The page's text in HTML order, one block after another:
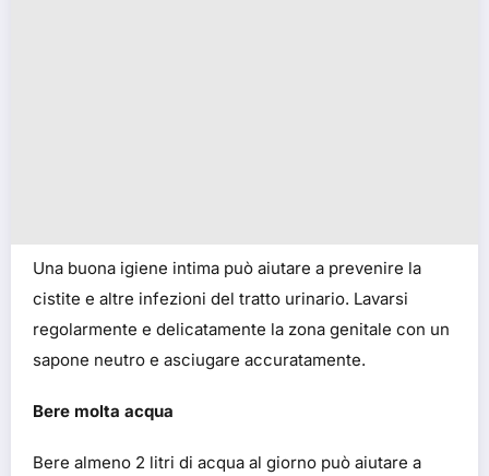
Una buona igiene intima può aiutare a prevenire la
cistite e altre infezioni del tratto urinario. Lavarsi
regolarmente e delicatamente la zona genitale con un
sapone neutro e asciugare accuratamente.
Bere molta acqua
Bere almeno 2 litri di acqua al giorno può aiutare a